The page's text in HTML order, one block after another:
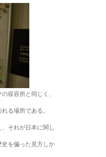
収容所と同じく、
れる場所である。
それが日本に関し
を偏った見方しか